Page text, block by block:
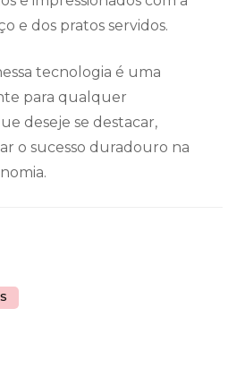
e dos pratos servidos.
tecnologia é uma
para qualquer
deseje se destacar,
o sucesso duradouro na